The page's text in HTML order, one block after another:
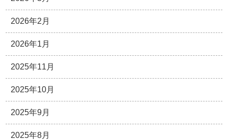
2026年2月
2026年1月
2025年11月
2025年10月
2025年9月
2025年8月